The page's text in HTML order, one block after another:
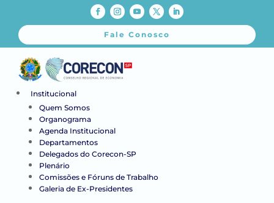
Fale Conosco
Institucional
Quem Somos
Organograma
Agenda Institucional
Departamentos
Delegados do Corecon-SP
Plenário
Comissões e Fóruns de Trabalho
Galeria de Ex-Presidentes